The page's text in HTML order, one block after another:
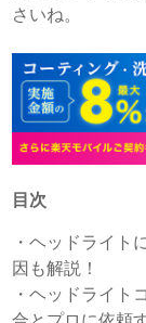
さいね。
目次
・ヘッドライト
因も解説！
・ヘッドライト